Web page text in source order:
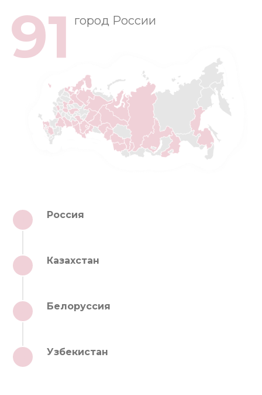
91 город России
Россия
Казахстан
Белоруссия
Узбекистан